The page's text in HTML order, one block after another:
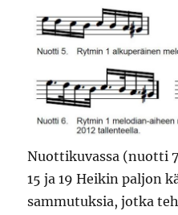
Nuottikuvassa (nuotti
15 ja 19 Heikin paljon
sammutuksia, jotka